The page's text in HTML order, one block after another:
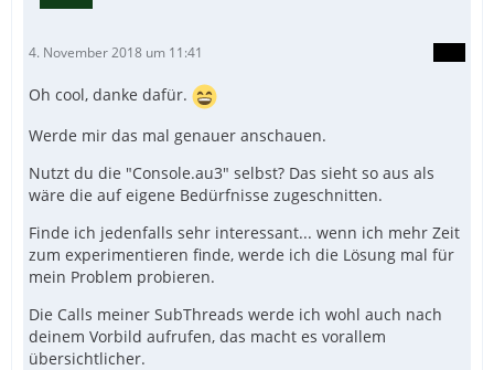
4. November 2018 um 11:41
Oh cool, danke dafür.
Werde mir das mal genauer anschauen.
Nutzt du die "Console.au3" selbst? Das sieht so aus als
wäre die auf eigene Bedürfnisse zugeschnitten.
Finde ich jedenfalls sehr interessant... wenn ich mehr Zeit
zum experimentieren finde, werde ich die Lösung mal für
mein Problem probieren.
Die Calls meiner SubThreads werde ich wohl auch nach
deinem Vorbild aufrufen, das macht es vorallem
übersichtlicher.